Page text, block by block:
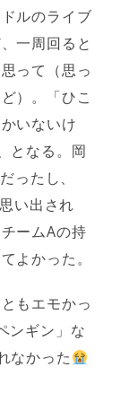
ルのライブ
一周回ると
って（思っ
）。「ひこ
いないけ
となる。岡
ったし、
い出され
ームAの持
よかった。
もエモかっ
ンギン」な
なかった